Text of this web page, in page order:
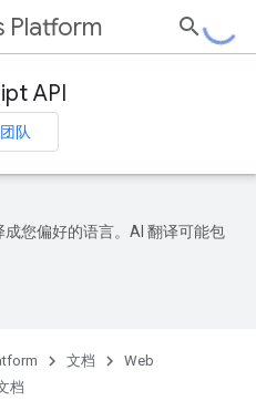
Platform
API
队
您偏好的语言。AI 翻译可能包
文档
Web
档